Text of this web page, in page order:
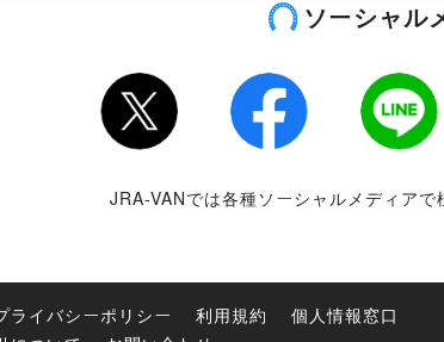
ソーシャル
Twitter Facebook LINE
JRA-VANでは各種ソーシャルメディアで
ライバシーポリシー 利用規約
個人情報窓口